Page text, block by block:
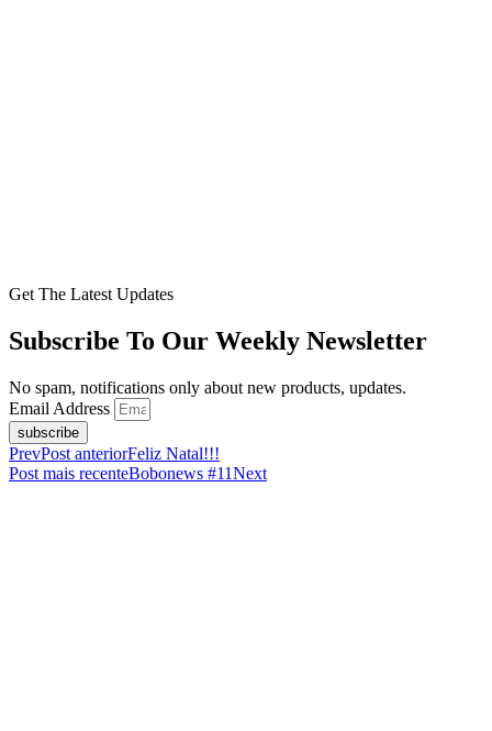
Get The Latest Updates
Subscribe To Our Weekly Newsletter
No spam, notifications only about new products, updates.
Email Address
subscribe
PrevPost anteriorFeliz Natal!!!
Post mais recenteBobonews #11Next